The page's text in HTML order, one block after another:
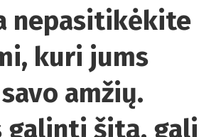
nepasitikėkite
kuri jums
amžių.
galinti šitą, gali